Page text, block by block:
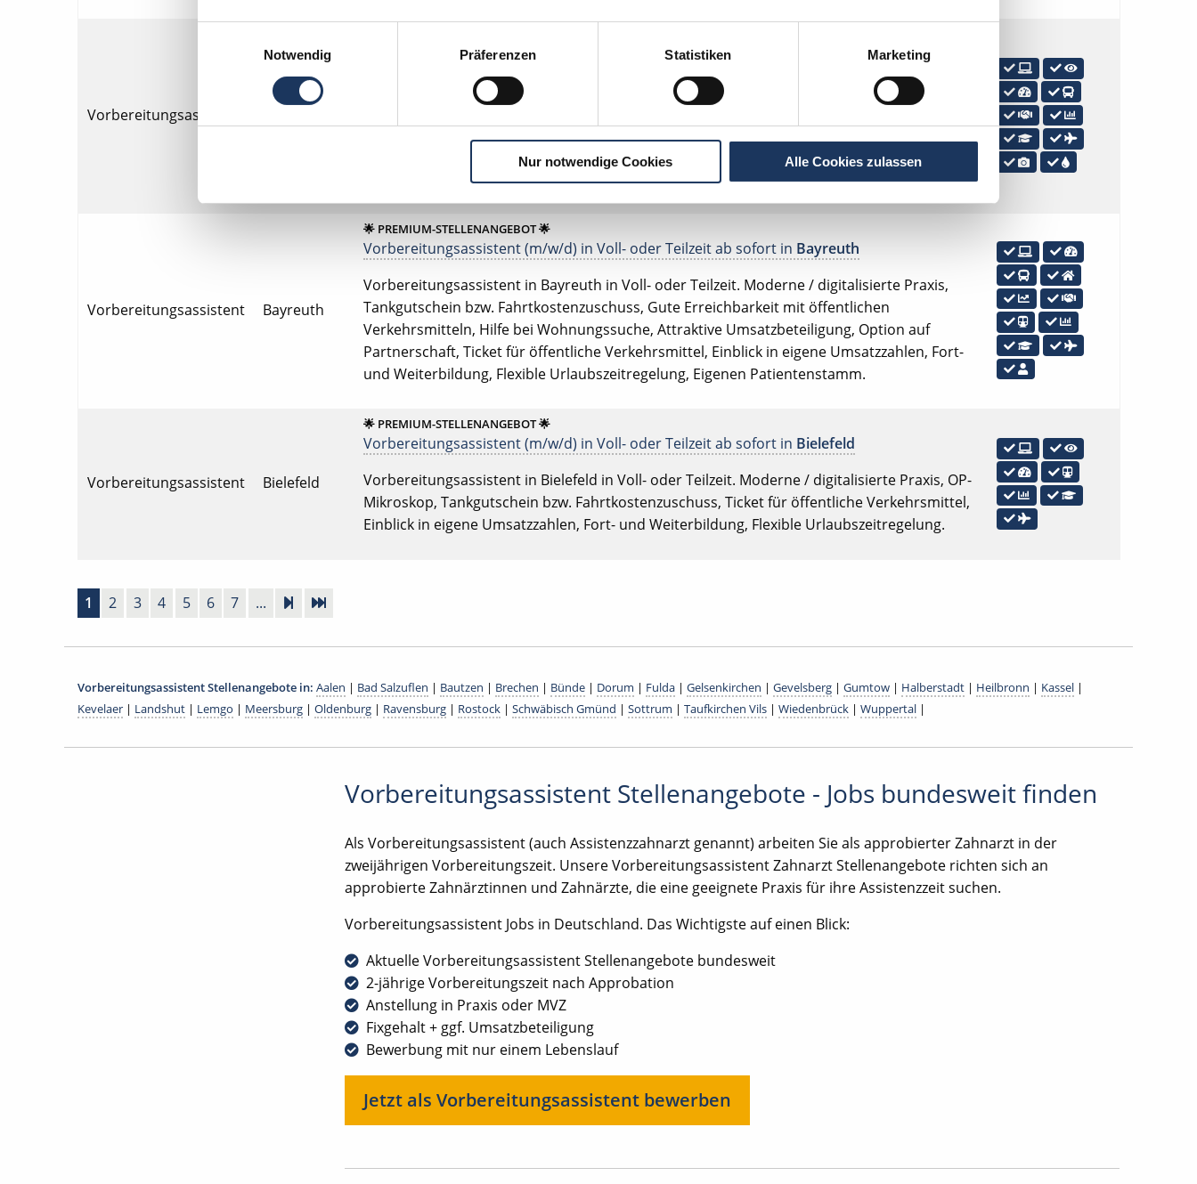
Notwendig
Präferenzen Statistiken Marketing
Nur notwendige Cookies Alle Cookies zulassen
Vorbereitungsassistent
Vorbereitungsassistent (m/w/d) in Voll- oder Teilzeit ab sofort in
Vorbereitungsassistent in Bayreuth in Voll- oder Teilzeit. Moderne / digitalisierte Praxis, OP-
Weiterbildung, Flexible Urlaubszeitregelung, Digitales Röntgen mit DVT,
Lachgasbehandlung.
Vorbereitungsassistent Bayreuth
🌟 PREMIUM-STELLENANGEBOT 🌟
Vorbereitungsassistent (m/w/d) in Voll- oder Teilzeit ab sofort in Bayreuth
Vorbereitungsassistent in Bayreuth in Voll- oder Teilzeit. Moderne / digitalisierte Praxis,
Tankgutschein bzw. Fahrtkostenzuschuss, Gute Erreichbarkeit mit öffentlichen
Verkehrsmitteln, Hilfe bei Wohnungssuche, Attraktive Umsatzbeteiligung, Option auf
Partnerschaft, Ticket für öffentliche Verkehrsmittel, Einblick in eigene Umsatzzahlen, Fort-
und Weiterbildung, Flexible Urlaubszeitregelung, Eigenen Patientenstamm.
Vorbereitungsassistent Bielefeld
🌟 PREMIUM-STELLENANGEBOT 🌟
Vorbereitungsassistent (m/w/d) in Voll- oder Teilzeit ab sofort in Bielefeld
Vorbereitungsassistent in Bielefeld in Voll- oder Teilzeit. Moderne / digitalisierte Praxis, OP-
Mikroskop, Tankgutschein bzw. Fahrtkostenzuschuss, Ticket für öffentliche Verkehrsmittel,
Einblick in eigene Umsatzzahlen, Fort- und Weiterbildung, Flexible Urlaubszeitregelung.
1 2 3 4 5 6 7 ...
Vorbereitungsassistent Stellenangebote in: Aalen | Bad Salzuflen | Bautzen | Brechen | Bünde | Dorum | Fulda | Gelsenkirchen | Gevelsberg | Gumtow | Halberstadt | Heilbronn | Kassel |
Kevelaer | Landshut | Lemgo | Meersburg | Oldenburg | Ravensburg | Rostock | Schwäbisch Gmünd | Sottrum | Taufkirchen Vils | Wiedenbrück | Wuppertal |
Vorbereitungsassistent Stellenangebote - Jobs bundesweit finden
Als Vorbereitungsassistent (auch Assistenzzahnarzt genannt) arbeiten Sie als approbierter Zahnarzt in der
zweijährigen Vorbereitungszeit. Unsere Vorbereitungsassistent Zahnarzt Stellenangebote richten sich an
approbierte Zahnärztinnen und Zahnärzte, die eine geeignete Praxis für ihre Assistenzzeit suchen.
Vorbereitungsassistent Jobs in Deutschland. Das Wichtigste auf einen Blick:
Aktuelle Vorbereitungsassistent Stellenangebote bundesweit
2-jährige Vorbereitungszeit nach Approbation
Anstellung in Praxis oder MVZ
Fixgehalt + ggf. Umsatzbeteiligung
Bewerbung mit nur einem Lebenslauf
Jetzt als Vorbereitungsassistent bewerben